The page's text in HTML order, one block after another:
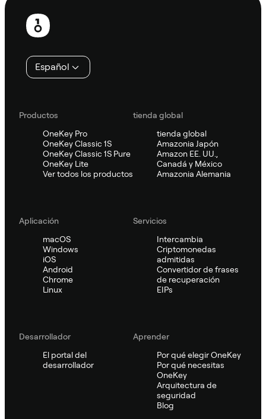
Pie
página
Español
Productos
OneKey Pro
OneKey Classic 1S
OneKey Classic 1S Pure
OneKey Lite
Ver todos los productos
tienda global
tienda global
Amazonia Japón
Amazon EE. UU.,
Canadá y México
Amazonia Alemania
Aplicación
macOS
Windows
iOS
Android
Chrome
Linux
Servicios
Intercambia
Criptomonedas
admitidas
Convertidor de frases
de recuperación
EIPs
Desarrollador
El portal del
desarrollador
Aprender
Por qué elegir OneKey
Por qué necesitas
OneKey
Arquitectura de
seguridad
Blog